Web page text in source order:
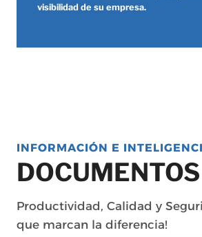
visibilidad de su empresa.
INFORMACIÓN E
DOCUMENTOS
Productividad, Calidad y
que marcan la diferencia!